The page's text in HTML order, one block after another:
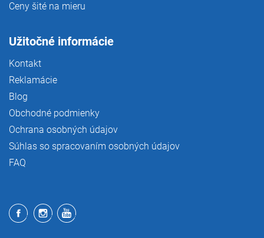
Ceny šité na mieru
Užitočné informácie
Kontakt
Reklamácie
Blog
Obchodné podmienky
Ochrana osobných údajov
Súhlas so spracovaním osobných údajov
FAQ